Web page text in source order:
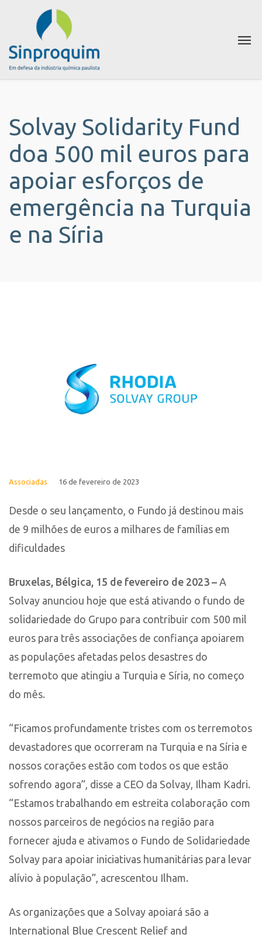
Solvay Solidarity Fund
doa 500 mil euros para
apoiar esforços de
emergência na Turquia
e na Síria
Associadas 16 de fevereiro de 2023
Desde o seu lançamento, o Fundo já destinou mais
de 9 milhões de euros a milhares de famílias em
dificuldades
Bruxelas, Bélgica, 15 de fevereiro de 2023 – A
Solvay anunciou hoje que está ativando o fundo de
solidariedade do Grupo para contribuir com 500 mil
euros para três associações de confiança apoiarem
as populações afetadas pelos desastres do
terremoto que atingiu a Turquia e Síria, no começo
do mês.
“Ficamos profundamente tristes com os terremotos
devastadores que ocorreram na Turquia e na Síria e
nossos corações estão com todos os que estão
sofrendo agora”, disse a CEO da Solvay, Ilham Kadri.
“Estamos trabalhando em estreita colaboração com
nossos parceiros de negócios na região para
fornecer ajuda e ativamos o Fundo de Solidariedade
Solvay para apoiar iniciativas humanitárias para levar
alívio à população”, acrescentou Ilham.
As organizações que a Solvay apoiará são a
International Blue Crescent Relief and